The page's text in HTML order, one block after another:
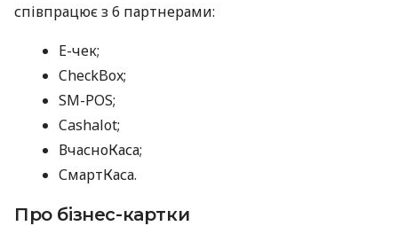
співпрацює з 6 партнерами:
E-чек;
CheckBox;
SM-POS;
Cashalot;
ВчасноКаса;
СмартКаса.
Про бізнес-картки